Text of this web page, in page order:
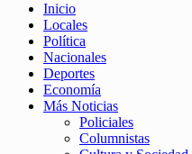
Inicio
Locales
Política
Nacionales
Deportes
Economía
Más Noticias
Policiales
Columnistas